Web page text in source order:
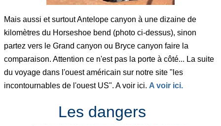
Mais aussi et surtout Antelope canyon à une dizaine de
kilomètres du Horseshoe bend (photo ci-dessus), sinon
partez vers le Grand canyon ou Bryce canyon faire la
comparaison. Attention ce n'est pas la porte à côté... La suite
du voyage dans l'ouest américain sur notre site "les
incontournables de l'ouest US". A voir ici. A voir ici.
Les dangers